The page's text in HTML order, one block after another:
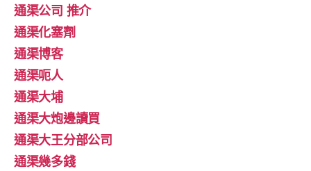
通渠公司 推介
通渠化塞劑
通渠博客
通渠呃人
通渠大埔
通渠大炮邊讀買
通渠大王分部公司
通渠幾多錢